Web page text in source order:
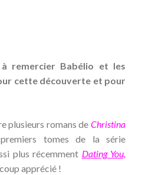
remercier Babélio et les
cette découverte et pour
plusieurs romans de Christina
tomes de la série
plus récemment Dating You,
apprécié !